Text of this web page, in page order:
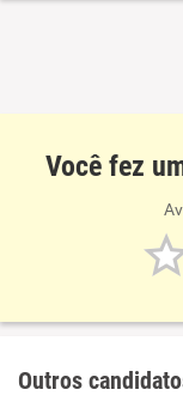
Você fez
Outros